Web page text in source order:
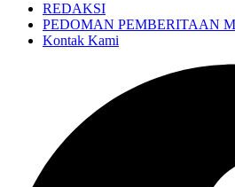
REDAKSI
PEDOMAN PEMBERITAAN
Kontak Kami